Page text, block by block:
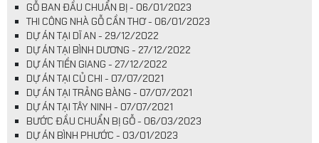
GỖ BAN ĐẦU CHUẨN BỊ - 06/01/2023
THI CÔNG NHÀ GỖ CẦN THƠ - 06/01/2023
DỰ ÁN TẠI DĨ AN - 29/12/2022
DỰ ÁN TẠI BÌNH DƯƠNG - 27/12/2022
DỰ ÁN TIỀN GIANG - 27/12/2022
DỰ ÁN TẠI CỦ CHI - 07/07/2021
DỰ ÁN TẠI TRẢNG BÀNG - 07/07/2021
DỰ ÁN TẠI TÂY NINH - 07/07/2021
BƯỚC ĐẦU CHUẨN BỊ GỖ - 06/03/2023
DỰ ÁN BÌNH PHƯỚC - 03/01/2023